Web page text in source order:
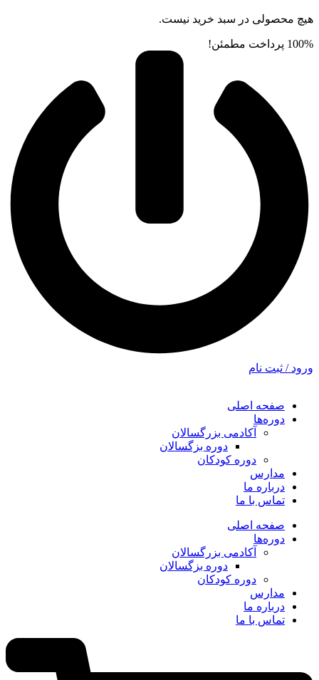
هیچ محصولی در سبد خرید نیست.
100% پرداخت مطمئن!
ورود / ثبت نام
صفحه اصلی
دوره‌ها
آکادمی بزرگسالان
دوره بزگسالان
دوره کودکان
مدارس
درباره ما
تماس با ما
صفحه اصلی
دوره‌ها
آکادمی بزرگسالان
دوره بزگسالان
دوره کودکان
مدارس
درباره ما
تماس با ما